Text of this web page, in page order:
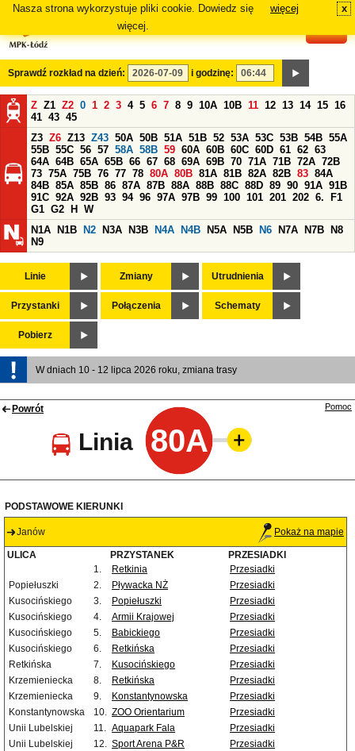
Nasza strona wykorzystuje pliki cookie. Dowiedz się
więcej.
więcej x
Sprawdź rozkład na dzień: i godzinę:
Z Z1 Z2 0 1 2 3 4 5 6 7 8 9 10A 10B 11 12 13 14 15 16
41 43 45
Z3 Z6 Z13 Z43 50A 50B 51A 51B 52 53A 53C 53B 54B 55A
55B 55C 56 57 58A 58B 59 60A 60B 60C 60D 61 62 63
64A 64B 65A 65B 66 67 68 69A 69B 70 71A 71B 72A 72B
73 75A 75B 76 77 78 80A 80B 81A 81B 82A 82B 83 84A
84B 85A 85B 86 87A 87B 88A 88B 88C 88D 89 90 91A 91B
91C 92A 92B 93 94 96 97A 97B 99 100 101 201 202 6.
F1
G1 G2 H
W
N1A
N1B N2 N3A N3B N4A N4B N5A N5B N6 N7A N7B
N8
N9
Linie Zmiany Utrudnienia
Przystanki Połączenia Schematy
Pobierz
W dniach 10 - 12 lipca 2026 roku, zmiana trasy
Powrót
Linia 80A
Pomoc
PODSTAWOWE KIERUNKI
Janów Pokaż na mapie
ULICA PRZYSTANEK
PRZESIADKI
1.
Retkinia
Przesiadki
Popiełuszki
2. Pływacka NŻ
Przesiadki
Kusocińskiego
3. Popiełuszki
Przesiadki
Kusocińskiego
4. Armii Krajowej
Przesiadki
Kusocińskiego
5. Babickiego
Przesiadki
Kusocińskiego
6. Retkińska
Przesiadki
Retkińska
7. Kusocińskiego
Przesiadki
Krzemieniecka
8. Retkińska
Przesiadki
Krzemieniecka
9. Konstantynowska
Przesiadki
Konstantynowska
10. ZOO Orientarium
Przesiadki
Unii Lubelskiej
11. Aquapark Fala
Przesiadki
Unii Lubelskiej
12. Sport Arena P&R
Przesiadki